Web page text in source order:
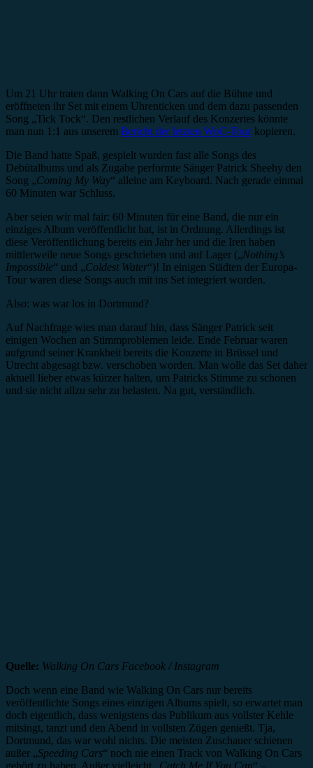
Um 21 Uhr traten dann Walking On Cars auf die Bühne und
eröffneten ihr Set mit einem Uhrenticken und dem dazu passenden
Song „Tick Tock“. Den restlichen Verlauf des Konzertes könnte
man nun 1:1 aus unserem Bericht der letzten WoC-Tourkopieren.
Die Band hatte Spaß, gespielt wurden fast alle Songs des
Debütalbums und als Zugabe performte Sänger Patrick Sheehy den
Song „Coming My Way“ alleine am Keyboard. Nach gerade einmal
60 Minuten war Schluss.
Aber seien wir mal fair: 60 Minuten für eine Band, die nur ein
einziges Album veröffentlicht hat, ist in Ordnung. Allerdings ist
diese Veröffentlichung bereits ein Jahr her und die Iren haben
mittlerweile neue Songs geschrieben und auf Lager („Nothing’s
Impossible“ und „Coldest Water“)! In einigen Städten der Europa-
Tour waren diese Songs auch mit ins Set integriert worden.
Also: was war los in Dortmund?
Auf Nachfrage wies man darauf hin, dass Sänger Patrick seit
einigen Wochen an Stimmproblemen leide. Ende Februar waren
aufgrund seiner Krankheit bereits die Konzerte in Brüssel und
Utrecht abgesagt bzw. verschoben worden. Man wolle das Set daher
aktuell lieber etwas kürzer halten, um Patricks Stimme zu schonen
und sie nicht allzu sehr zu belasten. Na gut, verständlich.
Quelle: Walking On Cars Facebook / Instagram
Doch wenn eine Band wie Walking On Cars nur bereits
veröffentlichte Songs eines einzigen Albums spielt, so erwartet man
doch eigentlich, dass wenigstens das Publikum aus vollster Kehle
mitsingt, tanzt und den Abend in vollsten Zügen genießt. Tja,
Dortmund, das war wohl nichts. Die meisten Zuschauer schienen
außer „Speeding Cars“ noch nie einen Track von Walking On Cars